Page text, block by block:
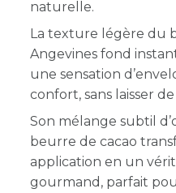
naturelle.
La texture légère du
Angevines fond
une sensation
confort, sans laisser
Son mélange subtil
beurre de cacao
application en un
gourmand, parfait